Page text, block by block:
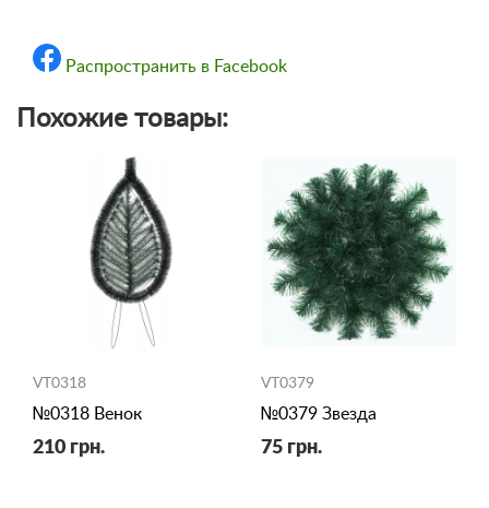
Распространить в Facebook
Похожие товары:
VT0318
№0318 Венок
210 грн.
VT0379
№0379 Звезда
75 грн.